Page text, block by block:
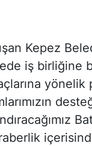
Kepez
iş birliğine